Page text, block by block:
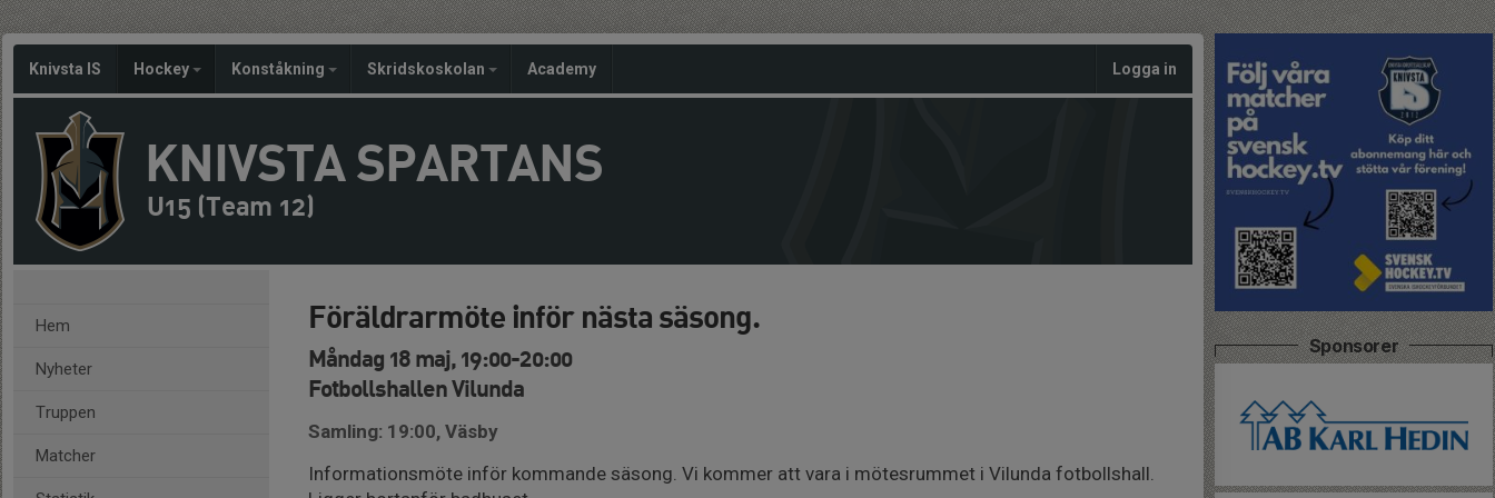
Knivsta IS Hockey Konståkning Skridskoskolan Academy Logga in
KNIVSTA SPARTANS
U15 (Team 12)
Hem
Nyheter
Truppen
Matcher
Föräldrarmöte inför nästa säsong.
Måndag 18 maj, 19:00-20:00
Fotbollshallen Vilunda
Samling: 19:00, Väsby
Informationsmöte inför kommande säsong. Vi kommer att vara i mötesrummet i Vilunda fotbollshall.
Sponsorer